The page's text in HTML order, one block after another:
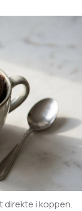
i koppen.